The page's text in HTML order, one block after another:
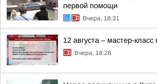
первой помощи
Вчера, 18:31
12 августа – мастер-
Вчера, 18:28